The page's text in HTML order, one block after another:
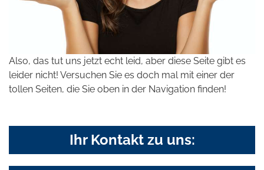
Also, das tut uns jetzt echt leid, aber diese Seite gibt es
leider nicht! Versuchen Sie es doch mal mit einer der
tollen Seiten, die Sie oben in der Navigation finden!
Ihr Kontakt zu uns: